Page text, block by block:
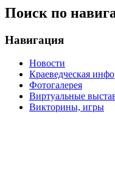
Поиск по
Навигация
Новости
Краеведческая
Фотогалерея
Виртуальные
Викторины, игры